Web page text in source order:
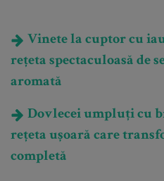
Vinete la cuptor cu
rețeta spectaculoasă de
aromată
Dovlecei umpluți cu
rețeta ușoară care
completă